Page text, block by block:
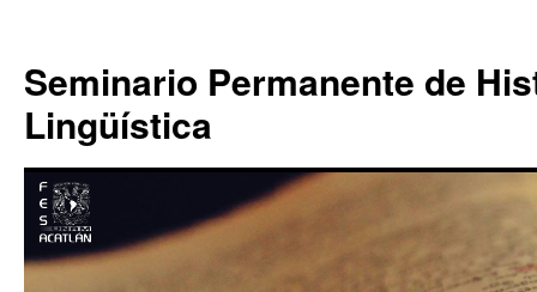
contenido
Seminario Permanente de
Lingüística